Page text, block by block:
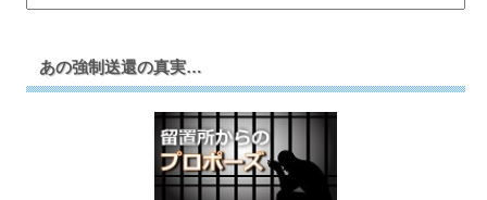
あの強制送還の真実…